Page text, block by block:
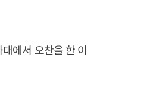
에서 오찬을 한 이